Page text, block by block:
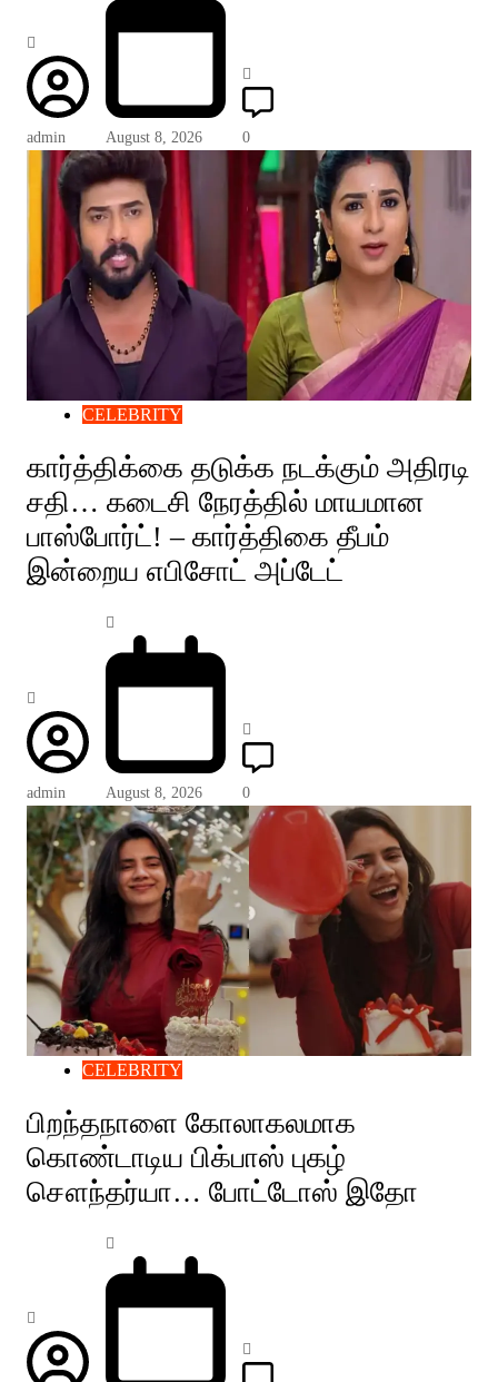
admin August 8, 2026 0
CELEBRITY
கார்த்திக்கை தடுக்க நடக்கும் அதிரடி
சதி… கடைசி நேரத்தில் மாயமான
பாஸ்போர்ட்! – கார்த்திகை தீபம்
இன்றைய எபிசோட் அப்டேட்
admin August 8, 2026 0
CELEBRITY
பிறந்தநாளை கோலாகலமாக
கொண்டாடிய பிக்பாஸ் புகழ்
சௌந்தர்யா… போட்டோஸ் இதோ